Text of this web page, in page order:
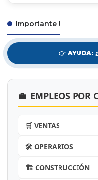
Importante !
👉 AYUDA:
💼 EMPLEOS POR
🛒 VENTAS
🛠️ OPERARIOS
🏗️ CONSTRUCCIÓN